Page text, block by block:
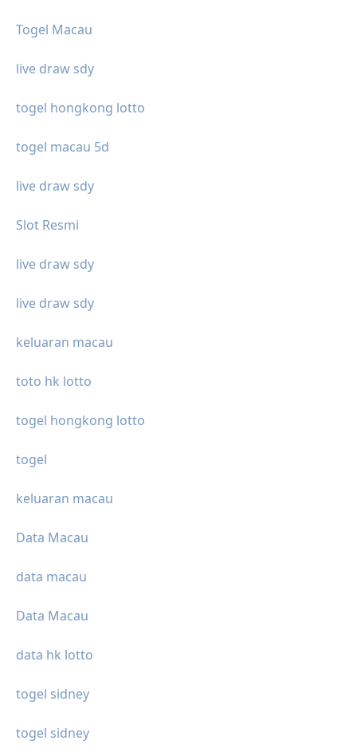
Togel Macau
live draw sdy
togel hongkong lotto
togel macau 5d
live draw sdy
Slot Resmi
live draw sdy
live draw sdy
keluaran macau
toto hk lotto
togel hongkong lotto
togel
keluaran macau
Data Macau
data macau
Data Macau
data hk lotto
togel sidney
togel sidney